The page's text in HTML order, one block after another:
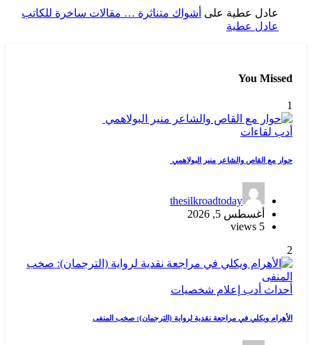
عادل عطية على أشواك متناثرة … مقالات ساخرة للكاتب
عادل عطية
You Missed
1
أدب لقاءات
حوار مع القاص والشاعر منير البولاهمي
thesilkroadtoday
أغسطس 5, 2026
5 views
2
أحداث أدب إعلام شخصيات
الأهرام ويكلي في مراجعة نقدية لرواية (الترجمان): صخب المنفى